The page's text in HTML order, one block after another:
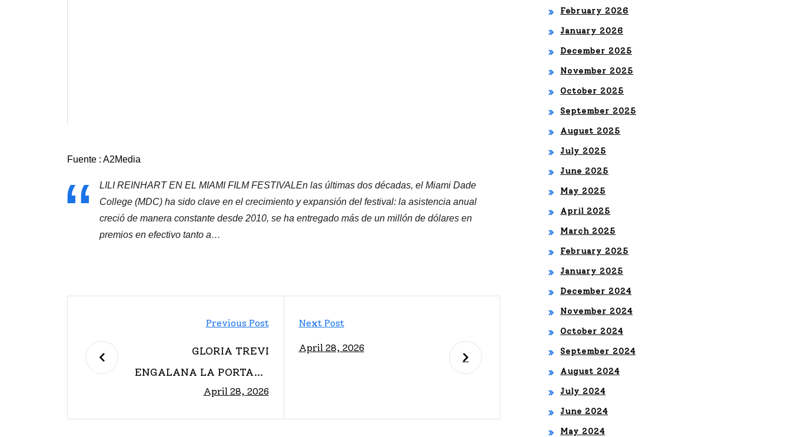
Fuente : A2Media
LILI REINHART EN EL MIAMI FILM FESTIVALEn las últimas dos décadas, el Miami Dade
College (MDC) ha sido clave en el crecimiento y expansión del festival: la asistencia anual
creció de manera constante desde 2010, se ha entregado más de un millón de dólares en
premios en efectivo tanto a…
Previous Post
GLORIA TREVI
ENGALANA LA PORTADA
DE PLAYBOY NUEVA
April 28, 2026
Next Post
April 28, 2026
February 2026
January 2026
December 2025
November 2025
October 2025
September 2025
August 2025
July 2025
June 2025
May 2025
April 2025
March 2025
February 2025
January 2025
December 2024
November 2024
October 2024
September 2024
August 2024
July 2024
June 2024
May 2024